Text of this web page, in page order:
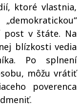
ktoré vlastnia,
post v štáte. Na
blízkosti vedia
Po splnení
môžu vrátiť
poverenca